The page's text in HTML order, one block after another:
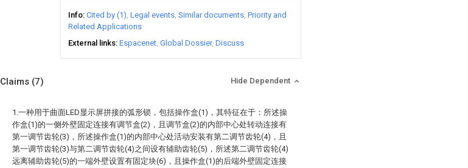
Info Cited by (1) Legal events Similar documents Priority and
Related Applications
External links Espacenet Global Dossier Discuss
Claims (7) Hide Dependent
1.一种用于曲面LED显示屏拼接的弧形锁，包括操作盒(1)，其特征在于：所述操
作盒(1)的一侧外壁固定连接有调节盒(2)，且调节盒(2)的内部中心处转动连接有
第一调节齿轮(3)，所述操作盒(1)的内部中心处活动安装有第二调节齿轮(4)，且
第一调节齿轮(3)与第二调节齿轮(4)之间设有辅助齿轮(5)，所述第二调节齿轮(4)
远离辅助齿轮(5)的一端外壁设置有固定块(6)，且操作盒(1)的后端外壁固定连接